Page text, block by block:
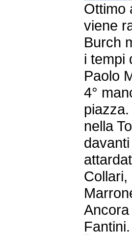
Ottimo
viene
Burch
i tempi
Paolo
4°
nella
Collari,
Fantini.